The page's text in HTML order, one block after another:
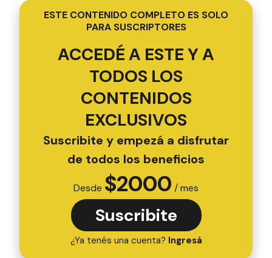
ESTE CONTENIDO COMPLETO ES SOLO
PARA SUSCRIPTORES
ACCEDÉ A ESTE Y A
TODOS LOS
CONTENIDOS
EXCLUSIVOS
Suscribite y empezá a disfrutar
de todos los beneficios
Desde $2000 / mes
Suscribite
¿Ya tenés una cuenta? Ingresá